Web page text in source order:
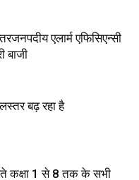
एलार्म एफिसिएन्सी
बाजी
बढ़ रहा है
कक्षा 1 से 8 तक के सभी